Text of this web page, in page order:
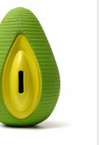
Чайник На
Питьевое
Чашка
Устройство
Кормления,
Собака